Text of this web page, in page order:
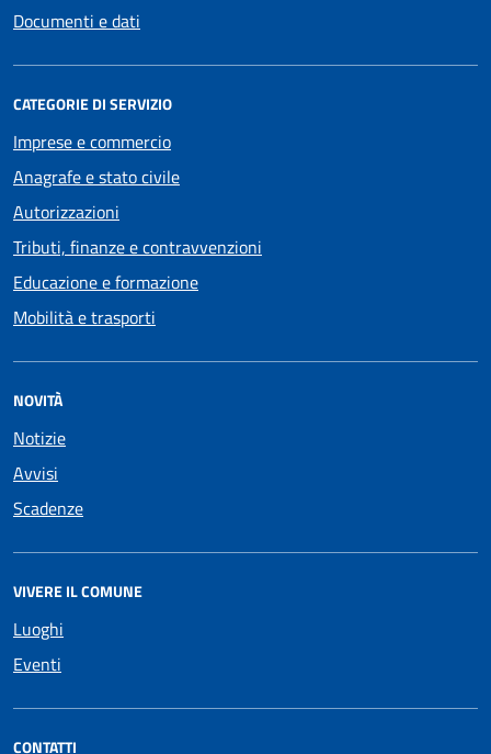
Documenti e dati
CATEGORIE DI SERVIZIO
Imprese e commercio
Anagrafe e stato civile
Autorizzazioni
Tributi, finanze e contravvenzioni
Educazione e formazione
Mobilità e trasporti
NOVITÀ
Notizie
Avvisi
Scadenze
VIVERE IL COMUNE
Luoghi
Eventi
CONTATTI